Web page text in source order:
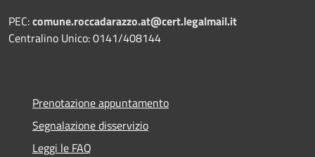
PEC:comune.roccadarazzo.at@cert.legalmail.it
Centralino Unico: 0141/408144
Prenotazione appuntamento
Segnalazione disservizio
Leggi le FAQ